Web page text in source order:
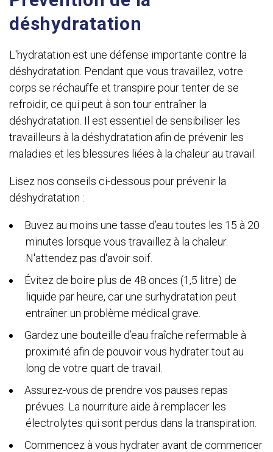
déshydratation
L'hydratation est une défense importante contre la
déshydratation. Pendant que vous travaillez, votre
corps se réchauffe et transpire pour tenter de se
refroidir, ce qui peut à son tour entraîner la
déshydratation. Il est essentiel de sensibiliser les
travailleurs à la déshydratation afin de prévenir les
maladies et les blessures liées à la chaleur au travail.
Lisez nos conseils ci-dessous pour prévenir la
déshydratation :
Buvez au moins une tasse d’eau toutes les 15 à 20
minutes lorsque vous travaillez à la chaleur.
N'attendez pas d'avoir soif.
Évitez de boire plus de 48 onces (1,5 litre) de
liquide par heure, car une surhydratation peut
entraîner un problème médical grave.
Gardez une bouteille d’eau fraîche refermable à
proximité afin de pouvoir vous hydrater tout au
long de votre quart de travail.
Assurez-vous de prendre vos pauses repas
prévues. La nourriture aide à remplacer les
électrolytes qui sont perdus dans la transpiration.
Commencez à vous hydrater avant de commencer